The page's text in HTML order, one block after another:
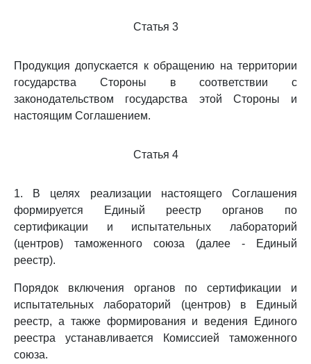
Статья 3
Продукция допускается к обращению на территории
государства Стороны в соответствии с
законодательством государства этой Стороны и
настоящим Соглашением.
Статья 4
1. В целях реализации настоящего Соглашения
формируется Единый реестр органов по
сертификации и испытательных лабораторий
(центров) таможенного союза (далее - Единый
реестр).
Порядок включения органов по сертификации и
испытательных лабораторий (центров) в Единый
реестр, а также формирования и ведения Единого
реестра устанавливается Комиссией таможенного
союза.